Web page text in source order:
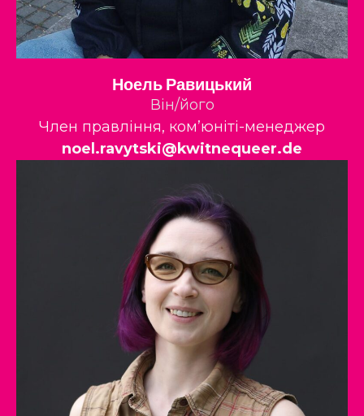
Ноель Равицький
Він/його
Член правління, ком’юніті-менеджер
noel.ravytski@kwitnequeer.de